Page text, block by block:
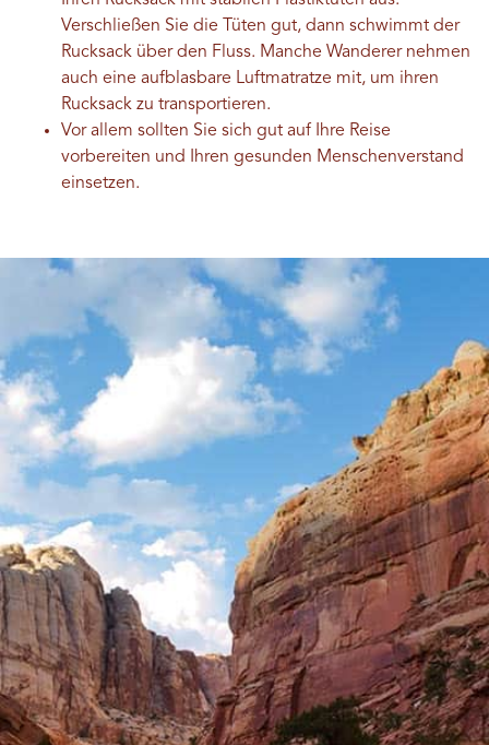
Verschließen Sie die Tüten gut, dann schwimmt der
Rucksack über den Fluss. Manche Wanderer nehmen
auch eine aufblasbare Luftmatratze mit, um ihren
Rucksack zu transportieren.
Vor allem sollten Sie sich gut auf Ihre Reise
vorbereiten und Ihren gesunden Menschenverstand
einsetzen.